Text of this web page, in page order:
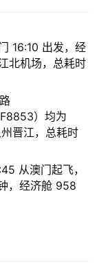
16:10 出发，经
北机场，总耗时
）均为
晋江，总耗时
从澳门起飞，
，经济舱 958